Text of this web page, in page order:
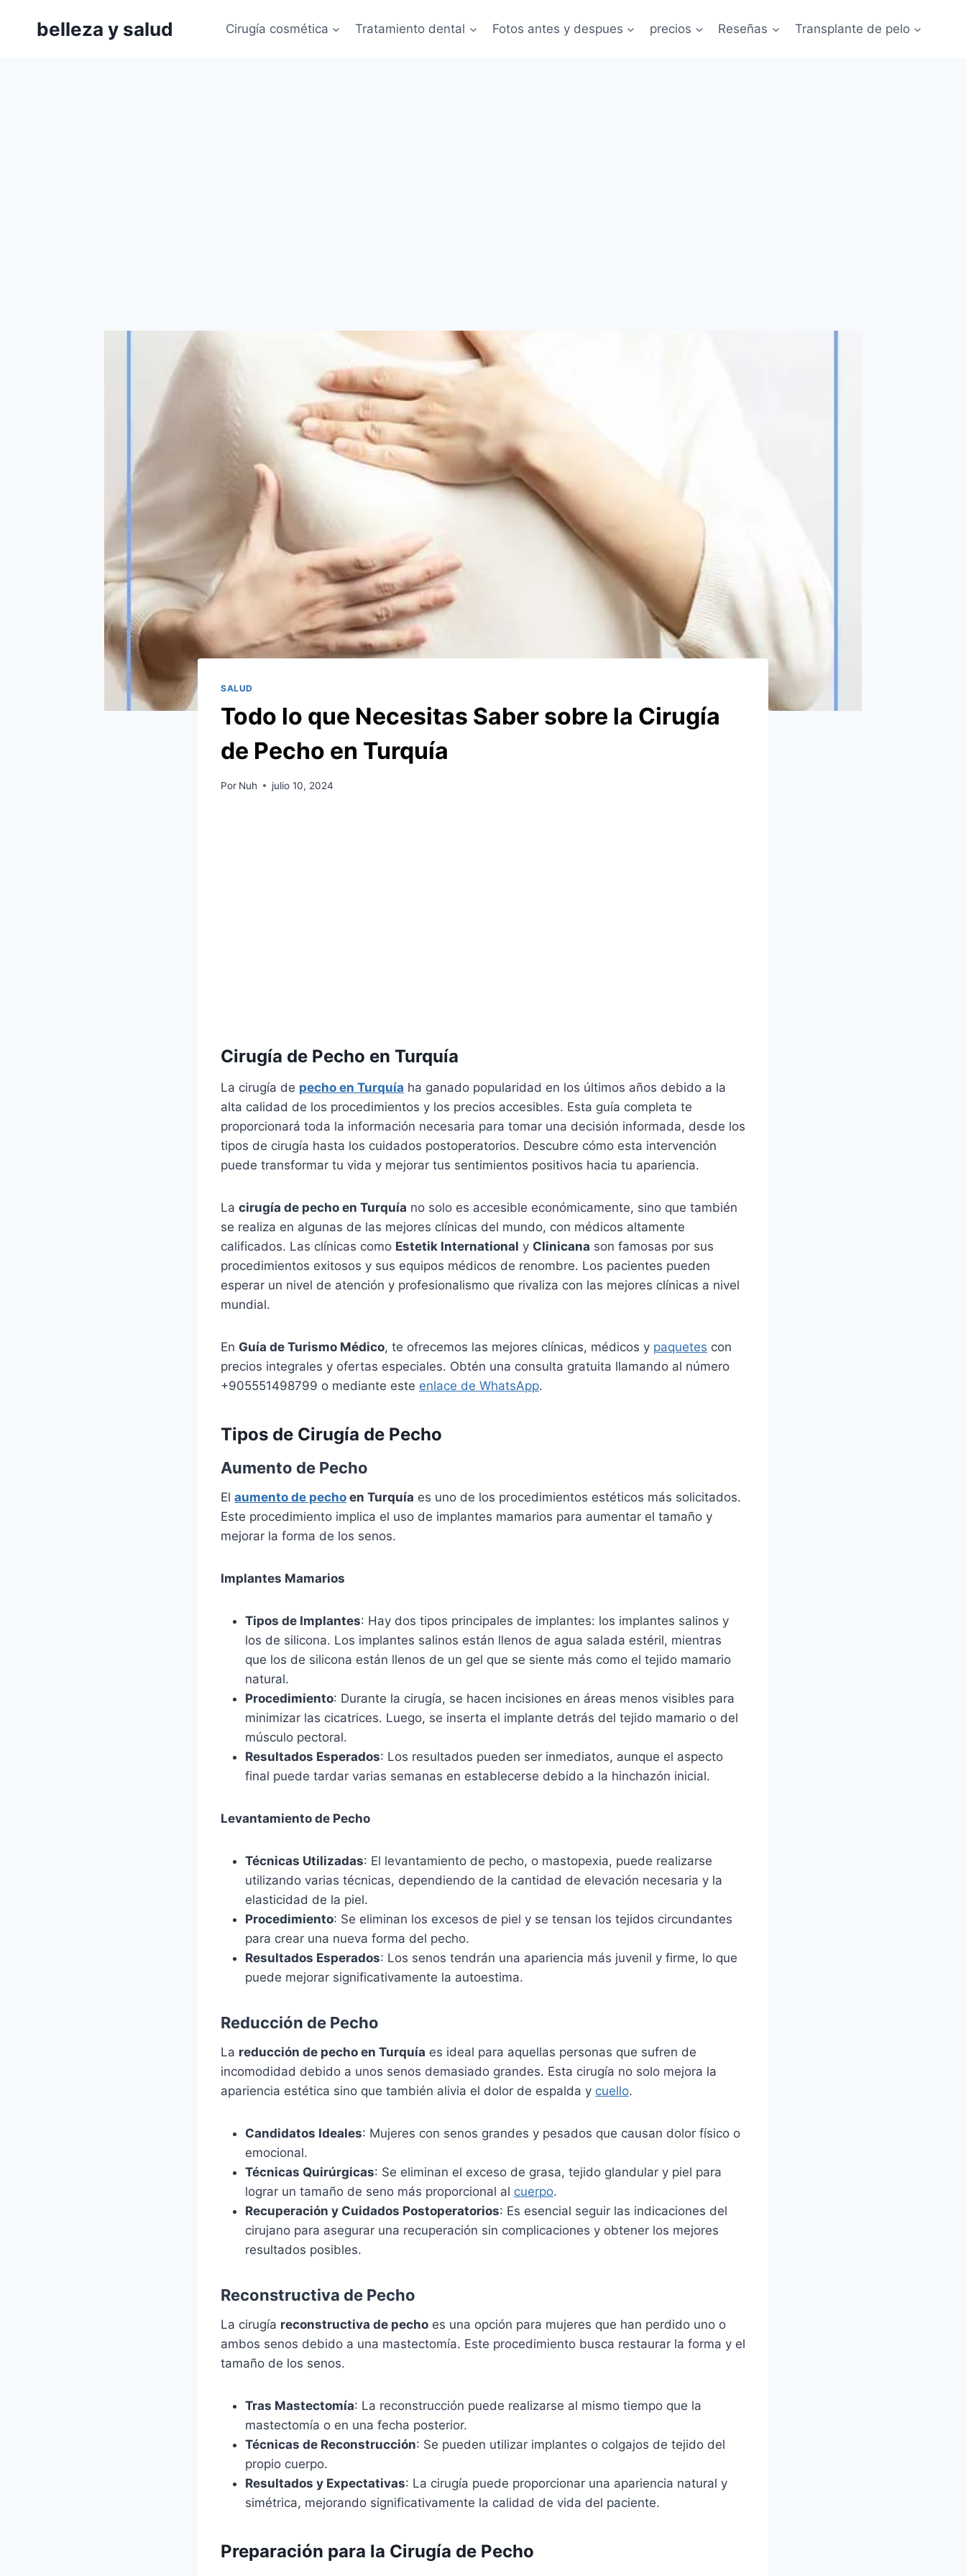
belleza y salud Cirugía cosmética Tratamiento dental Fotos antes y despues precios Reseñas Transplante de pelo
SALUD
Todo lo que Necesitas Saber sobre la Cirugía
de Pecho en Turquía
Por Nuh julio 10, 2024
Cirugía de Pecho en Turquía
La cirugía de pecho en Turquía ha ganado popularidad en los últimos años debido a la
alta calidad de los procedimientos y los precios accesibles. Esta guía completa te
proporcionará toda la información necesaria para tomar una decisión informada, desde los
tipos de cirugía hasta los cuidados postoperatorios. Descubre cómo esta intervención
puede transformar tu vida y mejorar tus sentimientos positivos hacia tu apariencia.
La cirugía de pecho en Turquía no solo es accesible económicamente, sino que también
se realiza en algunas de las mejores clínicas del mundo, con médicos altamente
calificados. Las clínicas como Estetik International y Clinicana son famosas por sus
procedimientos exitosos y sus equipos médicos de renombre. Los pacientes pueden
esperar un nivel de atención y profesionalismo que rivaliza con las mejores clínicas a nivel
mundial.
En Guía de Turismo Médico, te ofrecemos las mejores clínicas, médicos y paquetes con
precios integrales y ofertas especiales. Obtén una consulta gratuita llamando al número
+905551498799 o mediante este enlace de WhatsApp.
Tipos de Cirugía de Pecho
Aumento de Pecho
El aumento de pecho en Turquía es uno de los procedimientos estéticos más solicitados.
Este procedimiento implica el uso de implantes mamarios para aumentar el tamaño y
mejorar la forma de los senos.
Implantes Mamarios
Tipos de Implantes: Hay dos tipos principales de implantes: los implantes salinos y
los de silicona. Los implantes salinos están llenos de agua salada estéril, mientras
que los de silicona están llenos de un gel que se siente más como el tejido mamario
natural.
Procedimiento: Durante la cirugía, se hacen incisiones en áreas menos visibles para
minimizar las cicatrices. Luego, se inserta el implante detrás del tejido mamario o del
músculo pectoral.
Resultados Esperados: Los resultados pueden ser inmediatos, aunque el aspecto
final puede tardar varias semanas en establecerse debido a la hinchazón inicial.
Levantamiento de Pecho
Técnicas Utilizadas: El levantamiento de pecho, o mastopexia, puede realizarse
utilizando varias técnicas, dependiendo de la cantidad de elevación necesaria y la
elasticidad de la piel.
Procedimiento: Se eliminan los excesos de piel y se tensan los tejidos circundantes
para crear una nueva forma del pecho.
Resultados Esperados: Los senos tendrán una apariencia más juvenil y firme, lo que
puede mejorar significativamente la autoestima.
Reducción de Pecho
La reducción de pecho en Turquía es ideal para aquellas personas que sufren de
incomodidad debido a unos senos demasiado grandes. Esta cirugía no solo mejora la
apariencia estética sino que también alivia el dolor de espalda y cuello.
Candidatos Ideales: Mujeres con senos grandes y pesados que causan dolor físico o
emocional.
Técnicas Quirúrgicas: Se eliminan el exceso de grasa, tejido glandular y piel para
lograr un tamaño de seno más proporcional al cuerpo.
Recuperación y Cuidados Postoperatorios: Es esencial seguir las indicaciones del
cirujano para asegurar una recuperación sin complicaciones y obtener los mejores
resultados posibles.
Reconstructiva de Pecho
La cirugía reconstructiva de pecho es una opción para mujeres que han perdido uno o
ambos senos debido a una mastectomía. Este procedimiento busca restaurar la forma y el
tamaño de los senos.
Tras Mastectomía: La reconstrucción puede realizarse al mismo tiempo que la
mastectomía o en una fecha posterior.
Técnicas de Reconstrucción: Se pueden utilizar implantes o colgajos de tejido del
propio cuerpo.
Resultados y Expectativas: La cirugía puede proporcionar una apariencia natural y
simétrica, mejorando significativamente la calidad de vida del paciente.
Preparación para la Cirugía de Pecho